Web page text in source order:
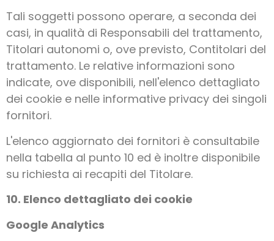
Tali soggetti possono operare, a seconda dei
casi, in qualità di Responsabili del trattamento,
Titolari autonomi o, ove previsto, Contitolari del
trattamento. Le relative informazioni sono
indicate, ove disponibili, nell'elenco dettagliato
dei cookie e nelle informative privacy dei singoli
fornitori.
L'elenco aggiornato dei fornitori è consultabile
nella tabella al punto 10 ed è inoltre disponibile
su richiesta ai recapiti del Titolare.
10. Elenco dettagliato dei cookie
Google Analytics